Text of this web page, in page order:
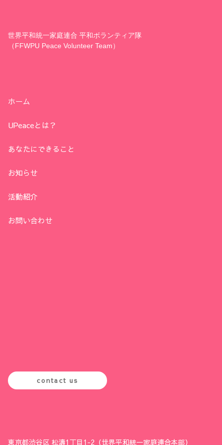
世界平和統一家庭連合 平和ボランティア隊
（FFWPU Peace Volunteer Team）
ホーム
UPeaceとは？
あなたにできること
お知らせ
活動紹介
お問い合わせ
contact us
東京都渋谷区 松濤1丁目1-2（世界平和統一家庭連合本部）